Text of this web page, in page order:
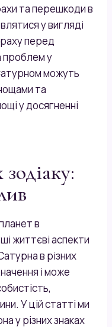
та перешкоди в
у вигляді
перед
проблем у
можуть
та
у досягненні
в
життєві аспекти
в різних
і може
У цій статті ми
у різних знаках